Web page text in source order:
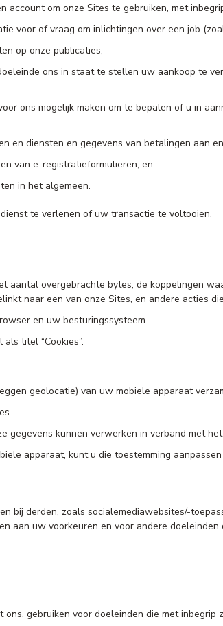
om onze Sites te gebruiken, met
voor of vraag om inlichtingen over een job
op onze publicaties;
ons in staat te stellen uw aankoop te
ons mogelijk maken om te bepalen of u in
en diensten en gegevens van betalingen aan
van e-registratieformulieren; en
in het algemeen.
te verlenen of uw transactie te voltooien.
aantal overgebrachte bytes, de koppelingen
naar een van onze Sites, en andere acties
en uw besturingssysteem.
titel “Cookies”.
geolocatie) van uw mobiele apparaat
kunnen verwerken in verband met
apparaat, kunt u die toestemming
bij derden, zoals socialemediawebsites/-
aan uw voorkeuren en voor andere
gebruiken voor doeleinden die met inbegrip